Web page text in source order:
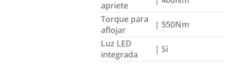
apriete
Torque para
aflojar
| 550Nm
Luz LED
integrada
| Sí